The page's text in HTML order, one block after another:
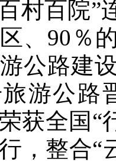
村百院”
、90％
公路建
游公路
获全国“
，整合“